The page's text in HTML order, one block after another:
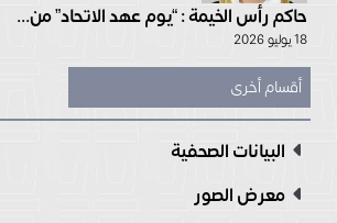
حاكم رأس الخيمة : “يوم عهد الاتحاد” من...
18 يوليو 2026
أقسام أخرى
البيانات الصحفية
معرض الصور